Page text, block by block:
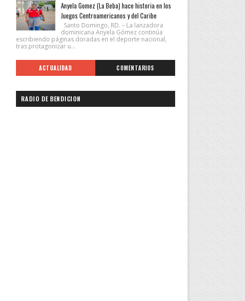
Anyela Gomez (La Beba) hace historia en los
Juegos Centroamericanos y del Caribe
Santo Domingo, RD. – La lanzadora
dominicana Anyela Gómez continúa
escribiendo páginas doradas en el deporte nacional,
tras protagonizar u...
ACTUALIDAD COMENTARIOS
RADIO DE BENDICION